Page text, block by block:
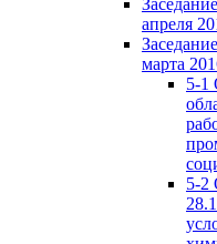
апреля
марта
5-1
5-2